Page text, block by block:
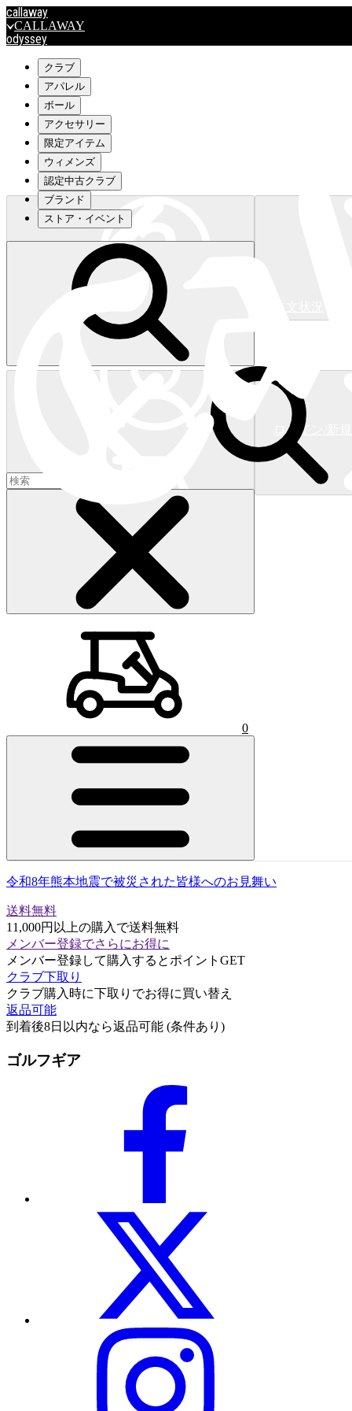
callaway
CALLAWAY
odyssey
travismathew
outlet
OUTLET
キャロウェイアパレルはこちら>>>
キャロウェイアパレルはこちら>>>
ログイン/新
ショッピングカート 0)
クラブ
アパレル
ボール
アクセサリー
限定アイテム
ウィメンズ
認定中古クラブ
ブランド
ストア・イベント
0
令和8年熊本地震で被災された皆様へのお見舞い
送料無料
11,000円以上の購入で送料無料
メンバー登録でさらにお得に
メンバー登録して購入するとポイントGET
クラブ下取り
クラブ購入時に下取りでお得に買い替え
返品可能
到着後8日以内なら返品可能 (条件あり)
ゴルフギア